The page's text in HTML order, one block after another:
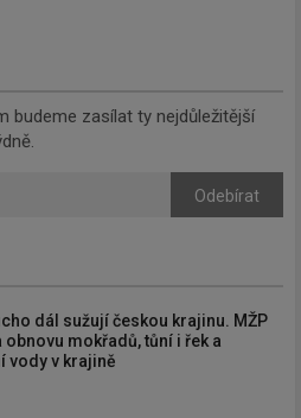
budeme zasílat ty nejdůležitější
Odebírat
dál sužují českou krajinu. MŽP
obnovu mokřadů, tůní i řek a
vody v krajině